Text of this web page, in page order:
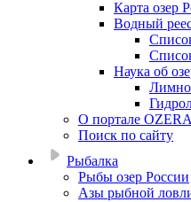
Карта озер
Водный
Наука об
О портале
Поиск по сайту
Рыбалка
Рыбы озер России
Азы рыбной